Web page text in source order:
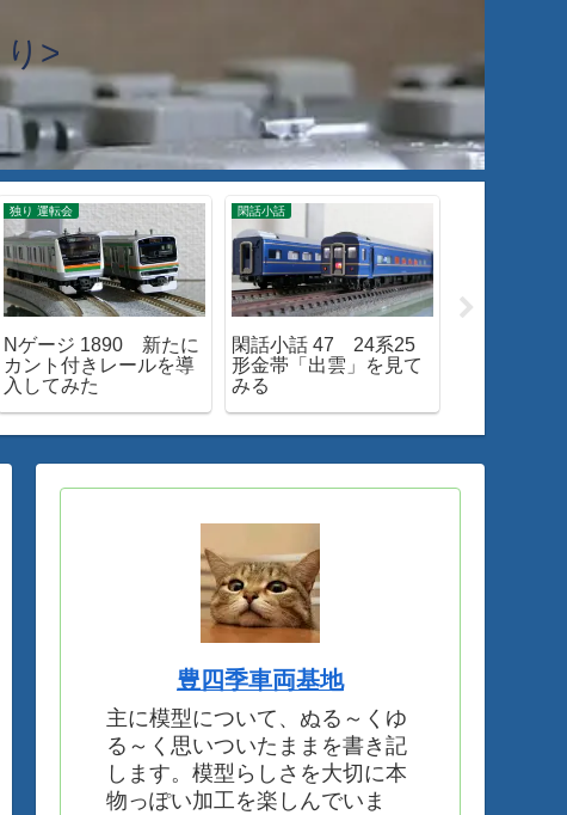
>
独り 運転会
Nゲージ 1890 新たに
カント付きレールを導
入してみた
閑話小話
閑話小話 47 24系25
形金帯「出雲」を見て
みる
豊四季車両基地
主に模型について、ぬる～くゆ
る～く思いついたままを書き記
します。模型らしさを大切に本
物っぽい加工を楽しんでいま